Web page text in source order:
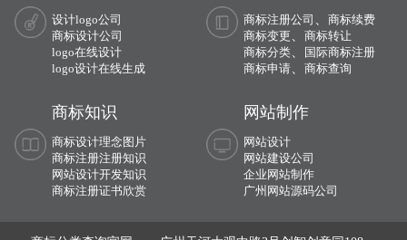
设计logo公司
商标设计公司
logo在线设计
logo设计在线生成
商标注册公司
商标续费
商标变更
商标转让
商标分类、
国际商标注册
商标申请、 商标查询
商标知识
商标设计理念图片
商标注册注册知识
网站设计开发知识
商标注册证书欣赏
网站制作
网站设计
网站建设公司
企业网站制作
广州网站源码公司